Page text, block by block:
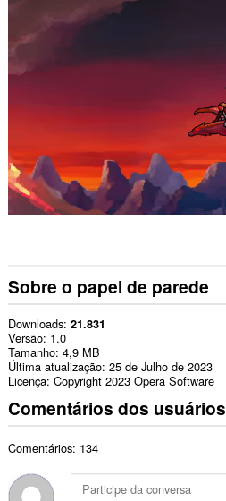
Sobre o papel de parede
Downloads 21.831
Versão 1.0
Tamanho 4,9 MB
Última atualização 25 de Julho de 2023
Licença Copyright 2023 Opera Software
Comentários dos usuários
Comentários: 134